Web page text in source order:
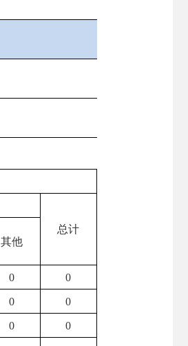
总计
其他
0 0
0 0
0 0